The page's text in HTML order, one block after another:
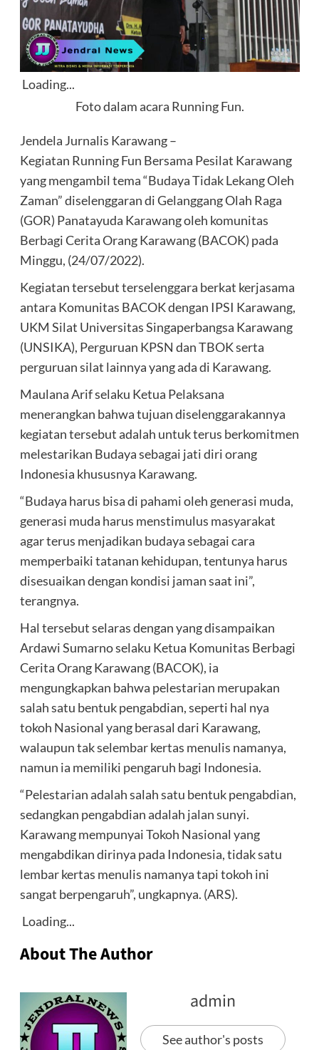
Loading...
Foto dalam acara Running Fun.
Jendela Jurnalis Karawang –
Kegiatan Running Fun Bersama Pesilat Karawang
yang mengambil tema “Budaya Tidak Lekang Oleh
Zaman” diselenggaran di Gelanggang Olah Raga
(GOR) Panatayuda Karawang oleh komunitas
Berbagi Cerita Orang Karawang (BACOK) pada
Minggu, (24/07/2022).
Kegiatan tersebut terselenggara berkat kerjasama
antara Komunitas BACOK dengan IPSI Karawang,
UKM Silat Universitas Singaperbangsa Karawang
(UNSIKA), Perguruan KPSN dan TBOK serta
perguruan silat lainnya yang ada di Karawang.
Maulana Arif selaku Ketua Pelaksana
menerangkan bahwa tujuan diselenggarakannya
kegiatan tersebut adalah untuk terus berkomitmen
melestarikan Budaya sebagai jati diri orang
Indonesia khususnya Karawang.
“Budaya harus bisa di pahami oleh generasi muda,
generasi muda harus menstimulus masyarakat
agar terus menjadikan budaya sebagai cara
memperbaiki tatanan kehidupan, tentunya harus
disesuaikan dengan kondisi jaman saat ini”,
terangnya.
Hal tersebut selaras dengan yang disampaikan
Ardawi Sumarno selaku Ketua Komunitas Berbagi
Cerita Orang Karawang (BACOK), ia
mengungkapkan bahwa pelestarian merupakan
salah satu bentuk pengabdian, seperti hal nya
tokoh Nasional yang berasal dari Karawang,
walaupun tak selembar kertas menulis namanya,
namun ia memiliki pengaruh bagi Indonesia.
“Pelestarian adalah salah satu bentuk pengabdian,
sedangkan pengabdian adalah jalan sunyi.
Karawang mempunyai Tokoh Nasional yang
mengabdikan dirinya pada Indonesia, tidak satu
lembar kertas menulis namanya tapi tokoh ini
sangat berpengaruh”, ungkapnya. (ARS).
Loading...
About The Author
admin
See author's posts